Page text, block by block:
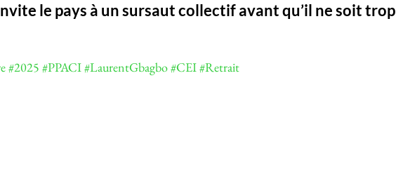
le pays à un sursaut collectif avant qu’il ne soit trop
#2025 #PPACI#LaurentGbagbo#CEI#Retrait